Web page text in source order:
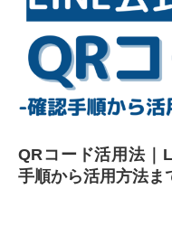
QRコード活用法｜
手順から活用方法ま